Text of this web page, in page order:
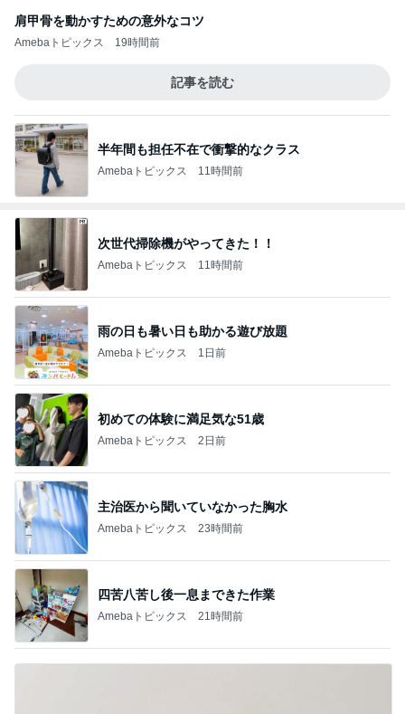
肩甲骨を動かすための意外なコツ
Amebaトピックス 19時間前
記事を読む
半年間も担任不在で衝撃的なクラス
Amebaトピックス 11時間前
次世代掃除機がやってきた！！
Amebaトピックス 11時間前
雨の日も暑い日も助かる遊び放題
Amebaトピックス 1日前
初めての体験に満足気な51歳
Amebaトピックス 2日前
主治医から聞いていなかった胸水
Amebaトピックス 23時間前
四苦八苦し後一息まできた作業
Amebaトピックス 21時間前